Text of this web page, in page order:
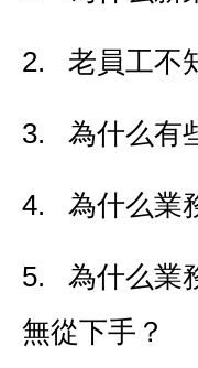
2. 老員工不
3. 為什么有
4. 為什么業
5. 為什么業
無從下手？